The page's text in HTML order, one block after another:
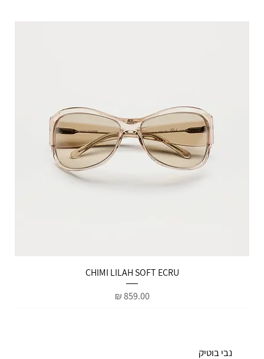
CHIMI LILAH SOFT ECRU
מחיר‏859.00 ‏₪
נבי בוטיק